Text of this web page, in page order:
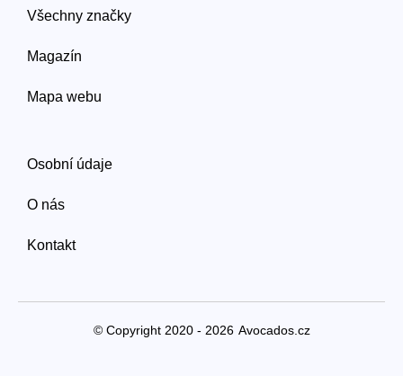
Všechny značky
Magazín
Mapa webu
Osobní údaje
O nás
Kontakt
© Copyright 2020 - 2026 Avocados.cz